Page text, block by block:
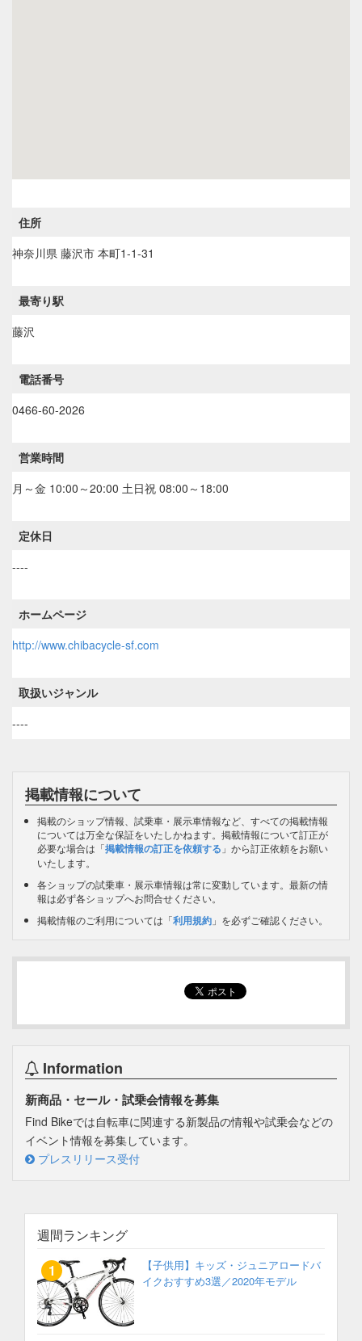
住所
神奈川県 藤沢市 本町1-1-31
最寄り駅
藤沢
電話番号
0466-60-2026
営業時間
月～金 10:00～20:00 土日祝 08:00～18:00
定休日
----
ホームページ
http://www.chibacycle-sf.com
取扱いジャンル
----
掲載情報について
掲載のショップ情報、試乗車・展示車情報など、すべての掲載情報
については万全な保証をいたしかねます。掲載情報について訂正が
必要な場合は「掲載情報の訂正を依頼する 」から訂正依頼をお願い
いたします。
各ショップの試乗車・展示車情報は常に変動しています。最新の情
報は必ず各ショップへお問合せください。
掲載情報のご利用については「利用規約 」を必ずご確認ください。
Information
新商品・セール・試乗会情報を募集
Find Bikeでは自転車に関連する新製品の情報や試乗会などの
イベント情報を募集しています。
プレスリリース受付
週間ランキング
【子供用】キッズ・ジュニアロードバ
イクおすすめ3選／2020年モデル